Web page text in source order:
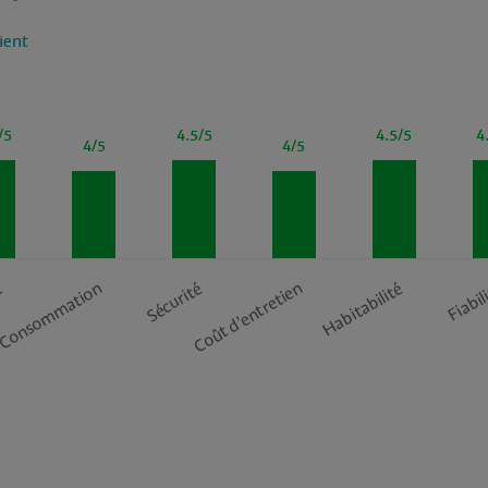
4/5 4.5/5
Sécurité
4/5
Coût d’entretien
4.5/5
Habitabilité